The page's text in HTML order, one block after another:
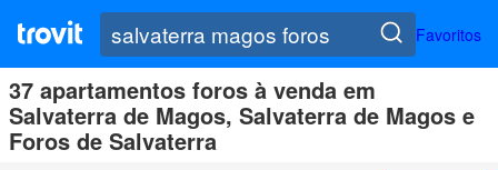
Favoritos
37 apartamentos foros à venda em
Salvaterra de Magos, Salvaterra de Magos e
Foros de Salvaterra